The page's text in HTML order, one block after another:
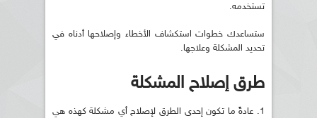
تستخدمه.
ستساعدك خطوات استكشاف الأخطاء وإصلاحها أدناه في
تحديد المشكلة وعلاجها.
طرق إصلاح المشكلة
1. عادةً ما تكون إحدى الطرق لإصلاح أي مشكلة كهذه هي